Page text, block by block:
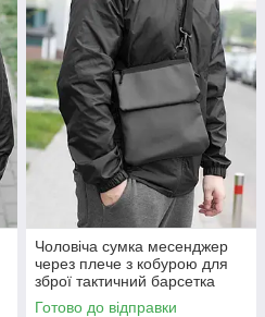
Чоловіча сумка месенджер
через плече з кобурою для
зброї тактичний барсетка
планшетка чорна Tactic Tablet
Готово до відправки